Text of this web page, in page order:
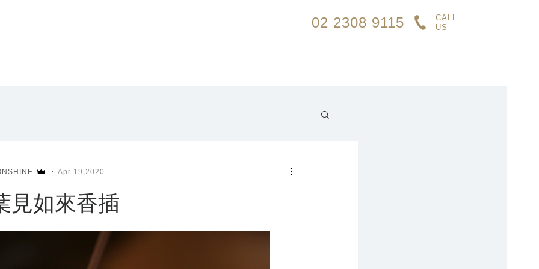
02 2308 9115
CALL
US
Apr 19,2020
見如來香插